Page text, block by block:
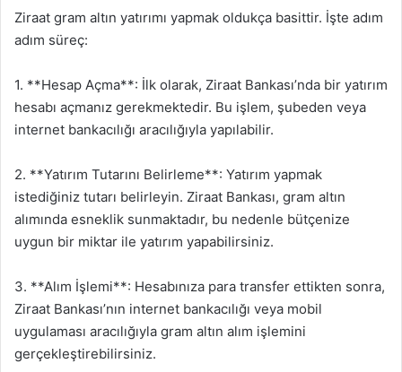
Ziraat gram altın yatırımı yapmak oldukça basittir. İşte adım
adım süreç:
1. **Hesap Açma**: İlk olarak, Ziraat Bankası’nda bir yatırım
hesabı açmanız gerekmektedir. Bu işlem, şubeden veya
internet bankacılığı aracılığıyla yapılabilir.
2. **Yatırım Tutarını Belirleme**: Yatırım yapmak
istediğiniz tutarı belirleyin. Ziraat Bankası, gram altın
alımında esneklik sunmaktadır, bu nedenle bütçenize
uygun bir miktar ile yatırım yapabilirsiniz.
3. **Alım İşlemi**: Hesabınıza para transfer ettikten sonra,
Ziraat Bankası’nın internet bankacılığı veya mobil
uygulaması aracılığıyla gram altın alım işlemini
gerçekleştirebilirsiniz.